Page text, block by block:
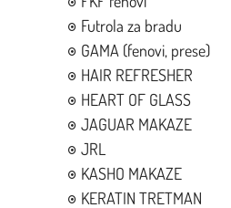
Futrola za bradu
GAMA (fenovi, prese)
HAIR REFRESHER
HEART OF GLASS
JAGUAR MAKAZE
JRL
KASHO MAKAZE
KERATIN TRETMAN